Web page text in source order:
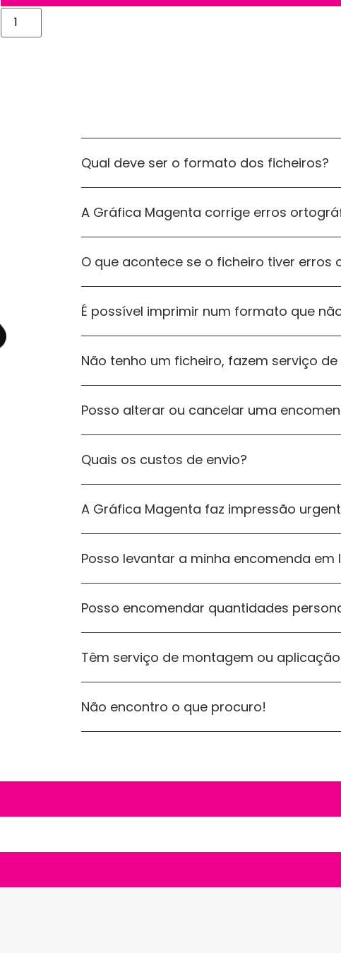
Qual deve ser o formato dos ficheiros?
A Gráfica Magenta corrige erros
O que acontece se o ficheiro tiver erros
É possível imprimir num formato que
Não tenho um ficheiro, fazem serviço
Posso alterar ou cancelar uma
Quais os custos de envio?
A Gráfica Magenta faz impressão
Posso levantar a minha encomenda em
Posso encomendar quantidades
Têm serviço de montagem ou
Não encontro o que procuro!